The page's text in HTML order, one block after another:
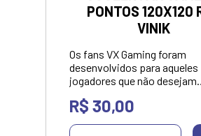
PONTOS 120X120
VINIK
Os fans VX Gaming foram
desenvolvidos para aqueles
jogadores que não desejam
aquecimento do set up mas
R$ 30,00